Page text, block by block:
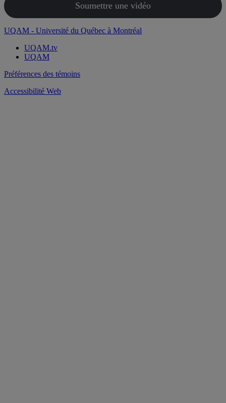
Soumettre une vidéo
UQAM - Université du Québec à Montréal
UQAM.tv
UQAM
Préférences des témoins
Accessibilité Web